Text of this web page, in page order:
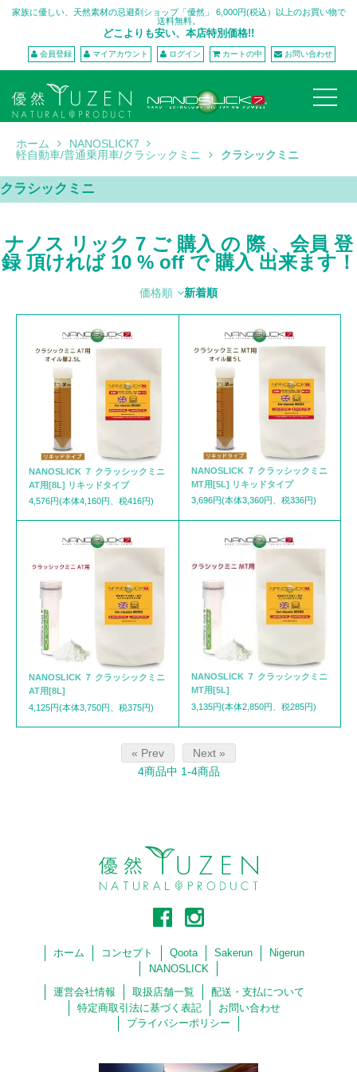
家族に優しい、天然素材の忌避剤ショップ「優然」 6,000円(税込）以上のお買い物で
送料無料。
どこよりも安い、本店特別価格!!
会員登録 マイアカウント ログイン カートの中 お問い合わせ
ホーム
NANOSLICK7
軽自動車/普通乗用車/クラシックミニ
クラシックミニ
クラシックミニ
ナノス リック 7 ご 購入 の 際 、会員 登
録 頂ければ 10 % off で 購入 出来ます！
価格順 新着順
NANOSLICK ７ クラッシックミニ
AT用[8L] リキッドタイプ
4,576円(本体4,160円、税416円)
NANOSLICK ７ クラッシックミニ
MT用[5L] リキッドタイプ
3,696円(本体3,360円、税336円)
NANOSLICK ７ クラッシックミニ
AT用[8L]
4,125円(本体3,750円、税375円)
NANOSLICK ７ クラッシックミニ
MT用[5L]
3,135円(本体2,850円、税285円)
« Prev
Next »
4商品中 1-4商品
ホーム コンセプト Qoota Sakerun
Nigerun
NANOSLICK
運営会社情報 取扱店舗一覧
配送・支払について
特定商取引法に基づく表記
お問い合わせ
プライバシーポリシー